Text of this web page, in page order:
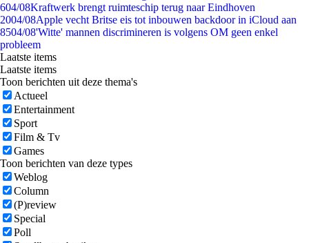
604/08Kraftwerk brengt ruimteschip terug naar Eindhoven
2004/08Apple vecht Britse eis tot inbouwen backdoor in iCloud aan
8504/08'Witte' mannen discrimineren is volgens OM geen enkel
probleem
Laatste items
Laatste items
Toon berichten uit deze thema's
Actueel
Entertainment
Sport
Film & Tv
Games
Toon berichten van deze types
Weblog
Column
(P)review
Special
Poll